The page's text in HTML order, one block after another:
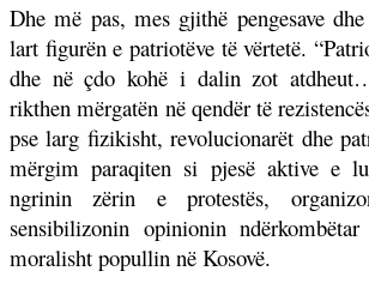
Dhe më pas, mes gjithë pengesave
lart figurën e patriotëve të vërtetë.
dhe në çdo kohë i dalin zot
rikthen mërgatën në qendër të
pse larg fizikisht, revolucionarët dhe
mërgim paraqiten si pjesë aktive e
ngrinin zërin e protestës,
sensibilizonin opinionin
moralisht popullin në Kosovë.